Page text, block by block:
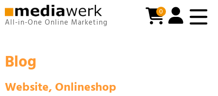
All-in-One Online Marketing
0
Blog
Website, Onlineshop